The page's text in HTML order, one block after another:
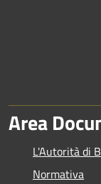
Area
L'Autorità di
Normativa